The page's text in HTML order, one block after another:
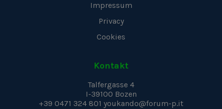
Impressum
Privacy
Cookies
Kontakt
Talfergasse 4
I-39100 Bozen
+39 0471 324 801 youkando@forum-p.it